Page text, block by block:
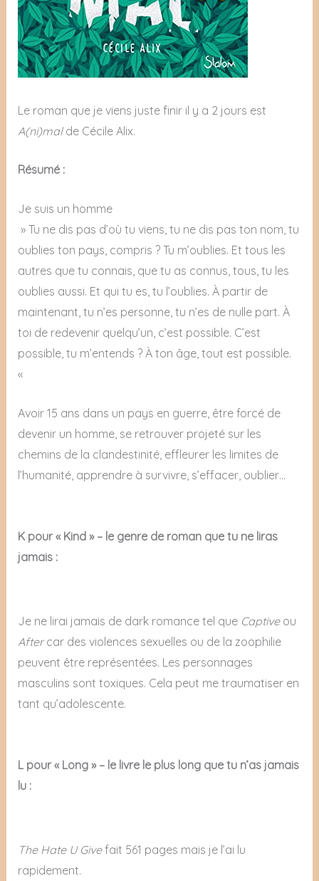
Le roman que je viens juste finir il y a 2 jours est
A(ni)malde Cécile Alix.
Résumé :
Je suis un homme
» Tu ne dis pas d’où tu viens, tu ne dis pas ton nom, tu
oublies ton pays, compris ? Tu m’oublies. Et tous les
autres que tu connais, que tu as connus, tous, tu les
oublies aussi. Et qui tu es, tu l’oublies. À partir de
maintenant, tu n’es personne, tu n’es de nulle part. À
toi de redevenir quelqu’un, c’est possible. C’est
possible, tu m’entends ? À ton âge, tout est possible.
«
Avoir 15 ans dans un pays en guerre, être forcé de
devenir un homme, se retrouver projeté sur les
chemins de la clandestinité, effleurer les limites de
l’humanité, apprendre à survivre, s’effacer, oublier…
K pour « Kind » – le genre de roman que tu ne liras
jamais :
Je ne lirai jamais de dark romance tel que Captiveou
Aftercar des violences sexuelles ou de la zoophilie
peuvent être représentées. Les personnages
masculins sont toxiques. Cela peut me traumatiser en
tant qu’adolescente.
L pour « Long » – le livre le plus long que tu n’as jamais
lu :
The Hate U Givefait 561 pages mais je l’ai lu
rapidement.